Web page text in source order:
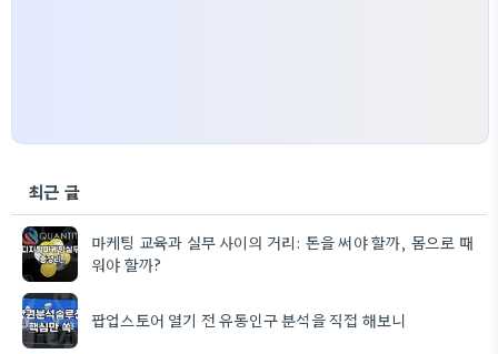
최근 글
마케팅 교육과 실무 사이의 거리: 돈을 써야 할까, 몸으로 때
워야 할까?
팝업스토어 열기 전 유동인구 분석을 직접 해보니